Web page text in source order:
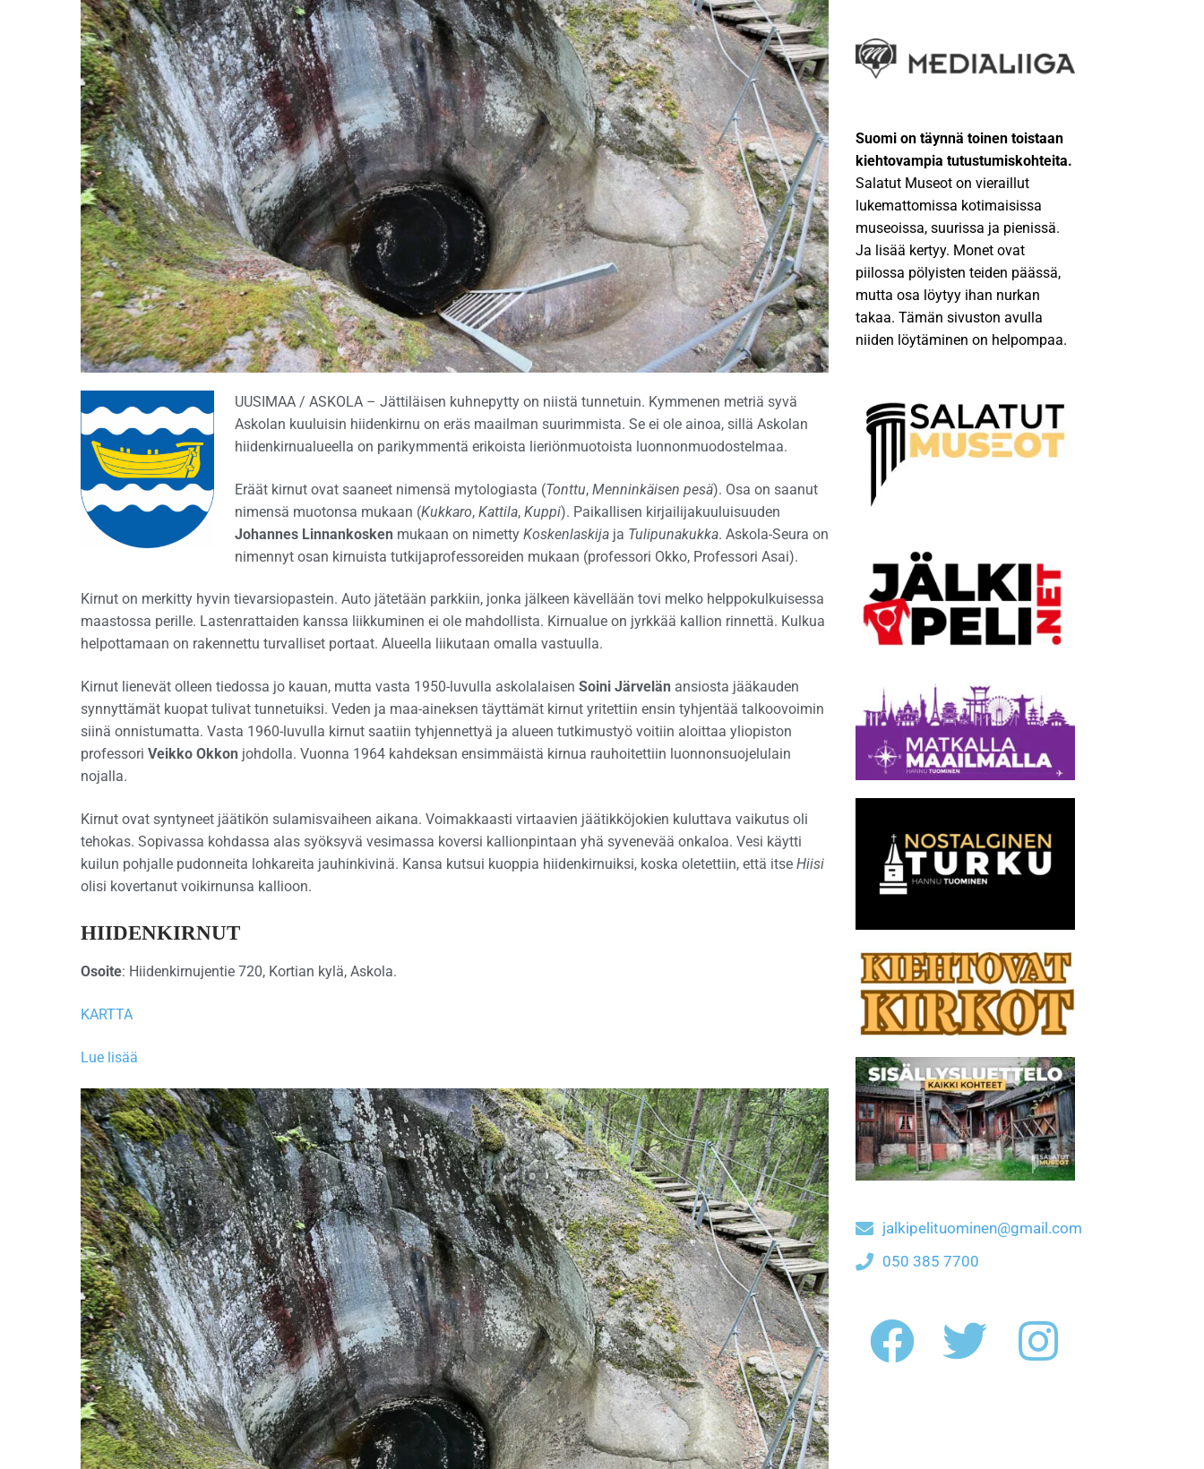
UUSIMAA / ASKOLA – Jättiläisen kuhnepytty on niistä tunnetuin. Kymmenen metriä syvä
Askolan kuuluisin hiidenkirnu on eräs maailman suurimmista. Se ei ole ainoa, sillä Askolan
hiidenkirnualueella on parikymmentä erikoista lieriönmuotoista luonnonmuodostelmaa.
Eräät kirnut ovat saaneet nimensä mytologiasta (Tonttu, Menninkäisen pesä). Osa on saanut
nimensä muotonsa mukaan (Kukkaro, Kattila, Kuppi). Paikallisen kirjailijakuuluisuuden
Johannes Linnankosken mukaan on nimetty Koskenlaskijaja Tulipunakukka. Askola-Seura on
nimennyt osan kirnuista tutkijaprofessoreiden mukaan (professori Okko, Professori Asai).
Kirnut on merkitty hyvin tievarsiopastein. Auto jätetään parkkiin, jonka jälkeen kävellään tovi melko helppokulkuisessa
maastossa perille. Lastenrattaiden kanssa liikkuminen ei ole mahdollista. Kirnualue on jyrkkää kallion rinnettä. Kulkua
helpottamaan on rakennettu turvalliset portaat. Alueella liikutaan omalla vastuulla.
Kirnut lienevät olleen tiedossa jo kauan, mutta vasta 1950-luvulla askolalaisen Soini Järvelän ansiosta jääkauden
synnyttämät kuopat tulivat tunnetuiksi. Veden ja maa-aineksen täyttämät kirnut yritettiin ensin tyhjentää talkoovoimin
siinä onnistumatta. Vasta 1960-luvulla kirnut saatiin tyhjennettyä ja alueen tutkimustyö voitiin aloittaa yliopiston
professori Veikko Okkon johdolla. Vuonna 1964 kahdeksan ensimmäistä kirnua rauhoitettiin luonnonsuojelulain
nojalla.
Kirnut ovat syntyneet jäätikön sulamisvaiheen aikana. Voimakkaasti virtaavien jäätikköjokien kuluttava vaikutus oli
tehokas. Sopivassa kohdassa alas syöksyvä vesimassa koversi kallionpintaan yhä syvenevää onkaloa. Vesi käytti
kuilun pohjalle pudonneita lohkareita jauhinkivinä. Kansa kutsui kuoppia hiidenkirnuiksi, koska oletettiin, että itse Hiisi
olisi kovertanut voikirnunsa kallioon.
HIIDENKIRNUT
Osoite: Hiidenkirnujentie 720, Kortian kylä, Askola.
KARTTA
Lue lisää
Suomi on täynnä toinen toistaan
kiehtovampia tutustumiskohteita.
Salatut Museot on vieraillut
lukemattomissa kotimaisissa
museoissa, suurissa ja pienissä.
Ja lisää kertyy. Monet ovat
piilossa pölyisten teiden päässä,
mutta osa löytyy ihan nurkan
takaa. Tämän sivuston avulla
niiden löytäminen on helpompaa.
jalkipelituominen@gmail.com
050 385 7700